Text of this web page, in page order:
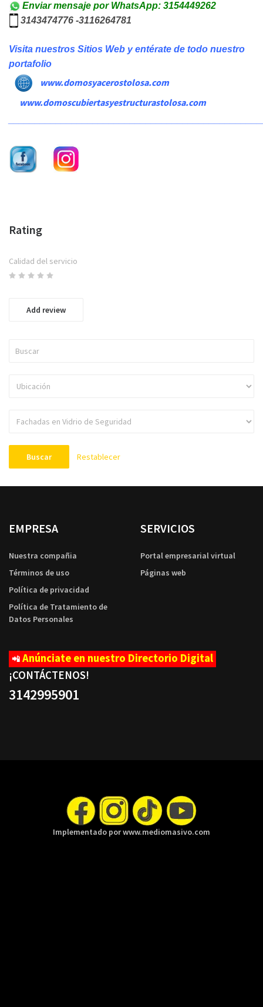
Enviar mensaje por WhatsApp: 3154449262
3143474776 -3116264781
Visita nuestros Sitios Web y entérate de todo nuestro
portafolio
www.domosyacerostolosa.com
www.domoscubiertasyestructurastolosa.com
Rating
Calidad del servicio
Add review
Buscar Restablecer
EMPRESA
Nuestra compañia
Términos de uso
Política de privacidad
Política de Tratamiento de
Datos Personales
SERVICIOS
Portal empresarial virtual
Páginas web
📲 Anúnciate en nuestro Directorio Digital
¡CONTÁCTENOS!
3142995901
Implementado por www.mediomasivo.com